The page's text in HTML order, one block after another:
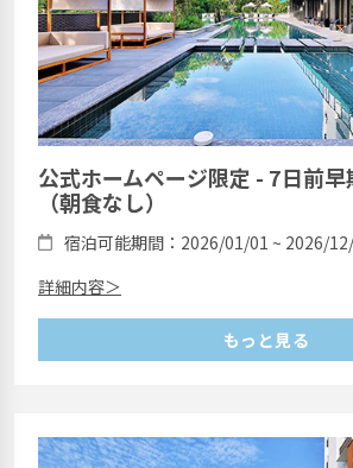
公式ホームページ限定 - 7日前
（朝食なし）
宿泊可能期間：2026/01/01 ~ 2026/
詳細内容＞
もっと見る